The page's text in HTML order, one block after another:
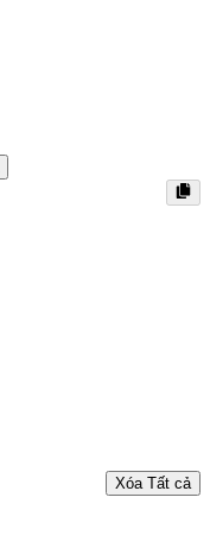
Xóa Tất cả